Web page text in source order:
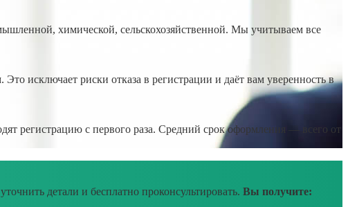
химической, сельскохозяйственной. Мы учитываем все
исключает риски отказа в регистрации и даёт вам уверенность в
регистрацию с первого раза. Средний срок оформления — всего от
детали и бесплатно проконсультировать. Вы получите: